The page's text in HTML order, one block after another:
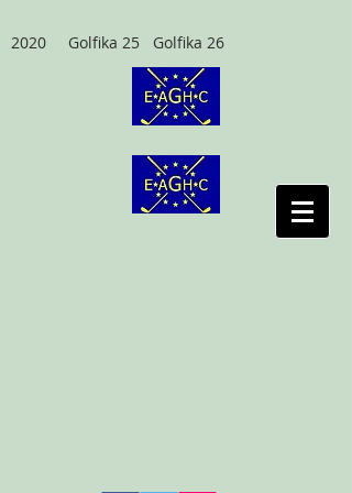
2020 Golfika 25 Golfika 26